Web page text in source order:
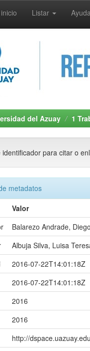
Listar
del Azuay 1
identificador para citar o
metadatos
Valor
Balarezo Andrade,
Albuja Silva, Luisa
2016-07-22T14:01:18Z
2016-07-22T14:01:18Z
2016
2016
http://